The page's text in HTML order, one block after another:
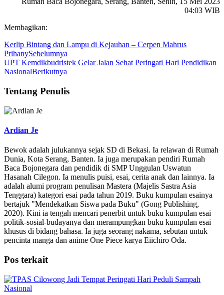
04:03 WIB
Membagikan:
Kerlip Bintang dan Lampu di Kejauhan – Cerpen Mahrus
PrihanySebelumnya
UPT Kemdikbudristek Gelar Jalan Sehat Peringati Hari Pendidikan
NasionalBerikutnya
Tentang Penulis
Ardian Je
Bewok adalah julukannya sejak SD di Bekasi. Ia relawan di Rumah
Dunia, Kota Serang, Banten. Ia juga merupakan pendiri Rumah
Baca Bojonegara dan pendidik di SMP Unggulan Uswatun
Hasanah Cilegon. Ia menulis puisi, esai, cerita anak dan lainnya. Ia
adalah alumi program penulisan Mastera (Majelis Sastra Asia
Tenggara) kategori esai pada tahun 2019. Buku kumpulan esainya
bertajuk "Mendekatkan Siswa pada Buku" (Gong Publishing,
2020). Kini ia tengah mencari penerbit untuk buku kumpulan esai
politik-sosial-budayanya dan merampungkan buku kumpulan esai
khusus di bidang bahasa. Ia juga seorang nakama, sebutan untuk
pencinta manga dan anime One Piece karya Eiichiro Oda.
Pos terkait